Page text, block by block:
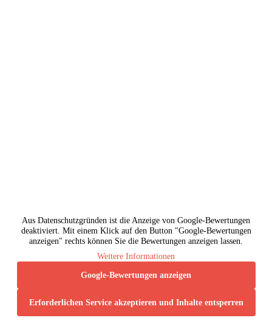
Aus Datenschutzgründen ist die Anzeige von Google-Bewertungen
deaktiviert. Mit einem Klick auf den Button "Google-Bewertungen
anzeigen" rechts können Sie die Bewertungen anzeigen lassen.
Weitere Informationen
Google-Bewertungen anzeigen
Erforderlichen Service akzeptieren und Inhalte entsperren